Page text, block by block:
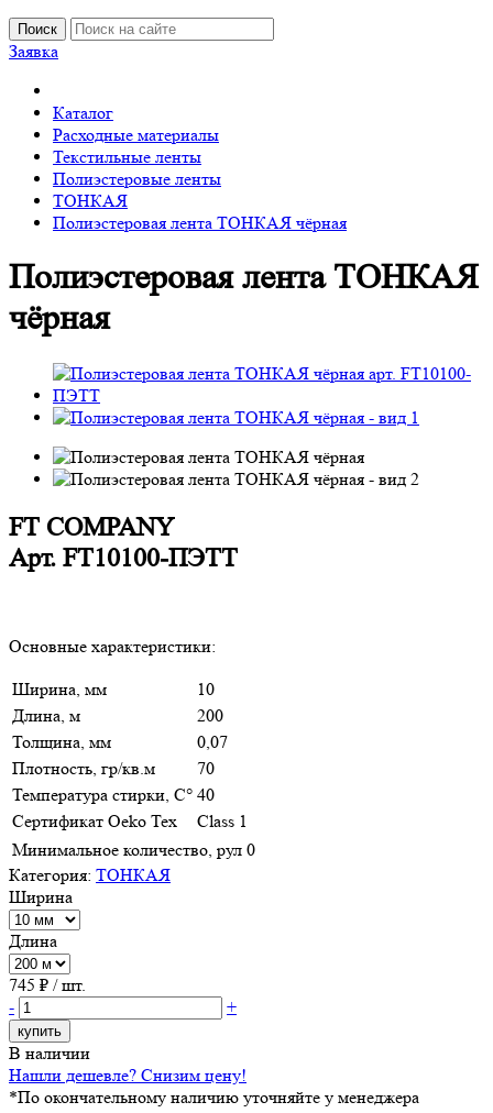
Поиск
Заявка
Каталог
Расходные материалы
Текстильные ленты
Полиэстеровые ленты
ТОНКАЯ
Полиэстеровая лента ТОНКАЯ чёрная
Полиэстеровая лента ТОНКАЯ
чёрная
FT COMPANY
Арт. FT10100-ПЭТТ
Основные характеристики:
Ширина, мм
10
Длина, м
200
Толщина, мм
0,07
Плотность, гр/кв.м
70
Температура стирки, С° 40
Сертификат Oeko Tex
Class 1
Минимальное количество, рул 0
Категория: ТОНКАЯ
Ширина
Длина
745 ₽ / шт.
-
+
купить
В наличии
Нашли дешевле? Снизим цену!
*По окончательному наличию уточняйте у менеджера